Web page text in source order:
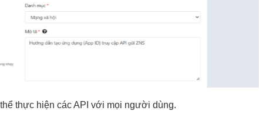
thực hiện các API với mọi người dùng.